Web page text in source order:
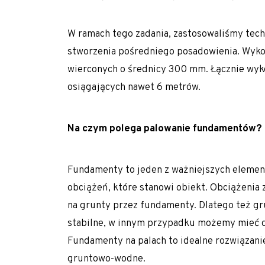
Realizujemy zlecenia na terenie całego kraju
Realizacje z zakresu geotechniki
Referencje
Usługi geotechniczne
Wzmacnianie gruntu i fundamentowanie
Kolumny DSM
Kolumny jet-grouting
W ramach tego zadania, zastosowaliśmy
stworzenia pośredniego posadowienia.
wierconych o średnicy 300 mm. Łącznie
osiągających nawet 6 metrów.
Na czym polega palowanie fundamentów?
Fundamenty to jeden z ważniejszych
obciążeń, które stanowi obiekt. Obciążenia
na grunty przez fundamenty. Dlatego też
stabilne, w innym przypadku możemy mieć
Fundamenty na palach to idealne
gruntowo-wodne.